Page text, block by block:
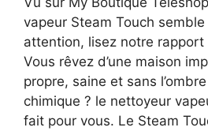
vapeur Steam Touch
attention, lisez notre rapport
Vous rêvez d’une maison
propre, saine et sans
chimique ? le nettoyeur
fait pour vous. Le Steam